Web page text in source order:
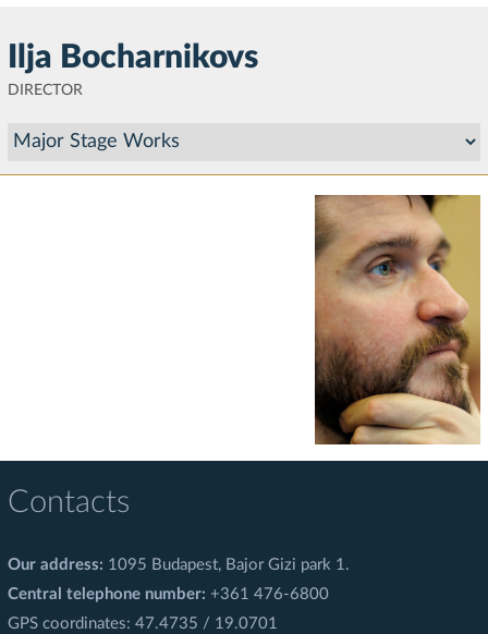
Ilja Bocharnikovs
DIRECTOR
Contacts
Our address: 1095 Budapest, Bajor Gizi park 1.
Central telephone number: +361 476-6800
GPS coordinates: 47.4735 / 19.0701